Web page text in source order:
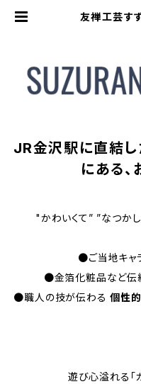
友禅工芸
JR金沢駅に直結し
にある
"かわいくて” ”なつか
●ご当地キャ
●金箔化粧品など伝
●職人の技が伝わる個性
遊び心溢れる「